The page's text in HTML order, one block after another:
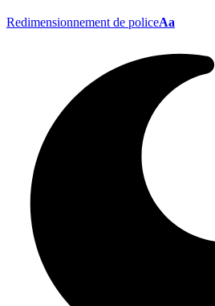
Redimensionnement de policeAa